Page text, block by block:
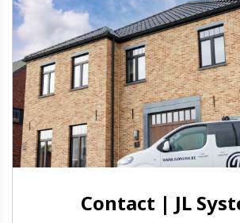
Contact | JL